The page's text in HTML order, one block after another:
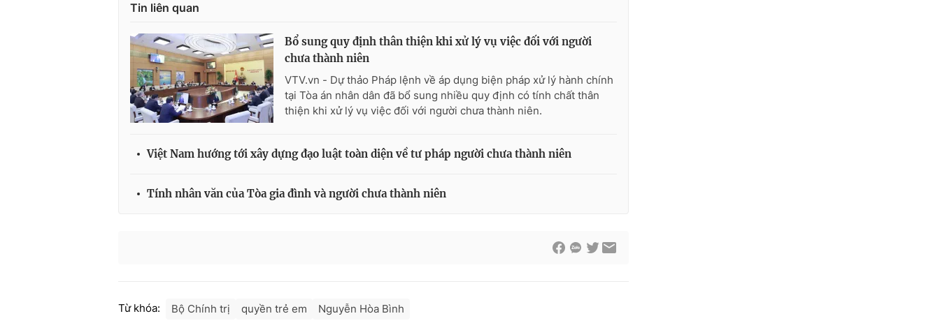
Tin liên quan
Bổ sung quy định thân thiện khi xử lý vụ việc đối với người
chưa thành niên
VTV.vn - Dự thảo Pháp lệnh về áp dụng biện pháp xử lý hành chính
tại Tòa án nhân dân đã bổ sung nhiều quy định có tính chất thân
thiện khi xử lý vụ việc đối với người chưa thành niên.
Việt Nam hướng tới xây dựng đạo luật toàn diện về tư pháp người chưa thành niên
Tính nhân văn của Tòa gia đình và người chưa thành niên
Từ khóa: Bộ Chính trị quyền trẻ em Nguyễn Hòa Bình